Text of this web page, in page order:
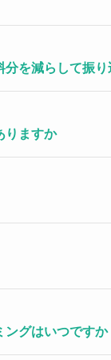
を減らして振り
りますか
ングはいつですか